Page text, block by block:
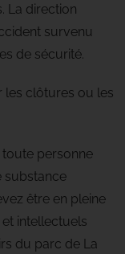
La direction
survenu
de sécurité.
les clôtures ou les
toute personne
substance
être en pleine
intellectuels
du parc de La